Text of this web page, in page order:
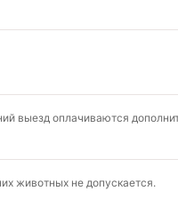
выезд оплачиваются
животных не допускается.